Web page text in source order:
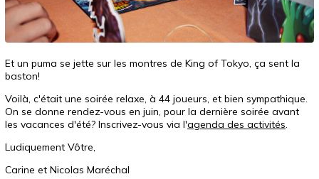
Et un puma se jette sur les montres de King of Tokyo, ça sent la
baston!
Voilà, c'était une soirée relaxe, à 44 joueurs, et bien sympathique.
On se donne rendez-vous en juin, pour la dernière soirée avant
les vacances d'été? Inscrivez-vous via l'agenda des activités.
Ludiquement Vôtre,
Carine et Nicolas Maréchal